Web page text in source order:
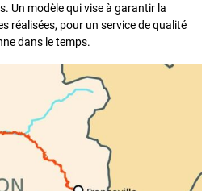
Un modèle qui vise à garantir la
réalisées, pour un service de qualité
dans le temps.